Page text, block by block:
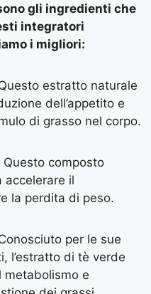
gli ingredienti che
integratori
i migliori:
estratto naturale
dell’appetito e
di grasso nel corpo.
Questo composto
accelerare il
la perdita di peso.
per le sue
l’estratto di tè verde
metabolismo e